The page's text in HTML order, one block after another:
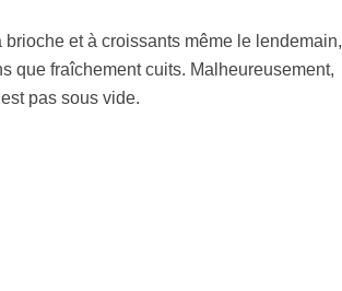
brioche et à croissants même le lendemain,
que fraîchement cuits. Malheureusement,
pas sous vide.